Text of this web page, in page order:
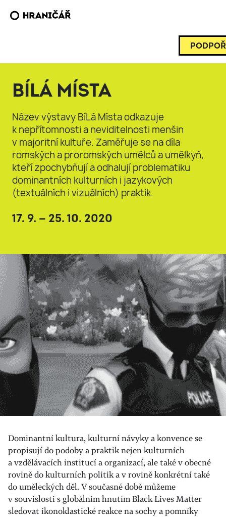
BÍLÁ MÍSTA
Název výstavy BíLá Místa odkazuje
k nepřítomnosti a neviditelnosti menšin
v majoritní kultuře. Zaměřuje se na díla
romských a proromských umělců a umělkyň,
kteří zpochybňují a odhalují problematiku
dominantních kulturních i jazykových
(textuálních i vizuálních) praktik.
17. 9. — 25. 10. 2020
Dominantní kultura, kulturní návyky a konvence se
propisují do podoby a praktik nejen kulturních
a vzdělávacích institucí a organizací, ale také v obecné
rovině do kulturních politik a v rovině konkrétní také
do uměleckých děl. V současné době můžeme
v souvislosti s globálním hnutím Black Lives Matter
sledovat ikonoklastické reakce na sochy a pomníky